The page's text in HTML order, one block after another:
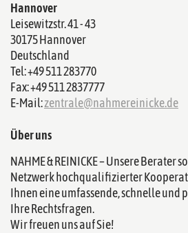
Hannover
Leisewitzstr. 41 - 43
30175 Hannover
Deutschland
Tel: +49 511 283770
Fax: +49 511 2837777
E-Mail:zentrale@nahmereinicke.de
Über uns
NAHME & REINICKE – Unsere Berater
Netzwerk hochqualifizierter
Ihnen eine umfassende, schnelle und
Ihre Rechtsfragen.
Wir freuen uns auf Sie!